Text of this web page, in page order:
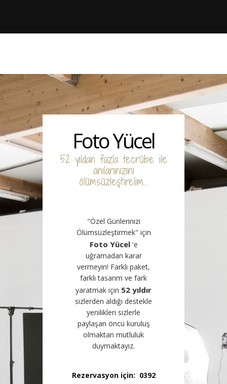
Foto Yücel
52 yıldan fazla tecrübe ile
anılarınızını
ölümsüzleştirelim...
"Özel Günlerinizi
Ölümsüzleştirmek" için
Foto Yücel 'e
uğramadan karar
vermeyin! Farklı paket,
farklı tasarım ve fark
yaratmak için 52 yıldır
sizlerden aldığı destekle
yenilikleri sizlerle
paylaşan öncü kuruluş
olmaktan mutluluk
duymaktayız.
Rezervasyon için: 0392